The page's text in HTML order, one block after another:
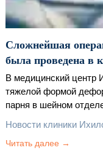
Сложнейшая
была проведена в
В медицинский центр
тяжелой формой
парня в шейном
принято решение
Новости клиники
Читать далее →